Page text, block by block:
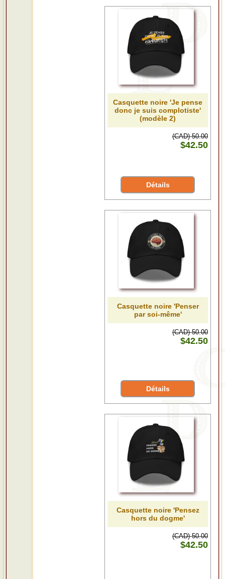
Casquette noire 'Je pense
donc je suis complotiste'
(modèle 2)
(CAD) 50.00
$42.50
Détails
Casquette noire 'Penser
par soi-même'
(CAD) 50.00
$42.50
Détails
Casquette noire 'Pensez
hors du dogme'
(CAD) 50.00
$42.50